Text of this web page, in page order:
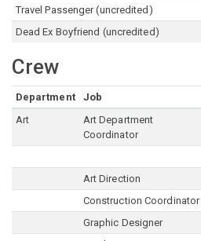
Travel Passenger (uncredited)
Dead Ex Boyfriend (uncredited)
Crew
Department Job
Art
Art Department
Coordinator
Art Direction
Construction Coordinator
Graphic Designer